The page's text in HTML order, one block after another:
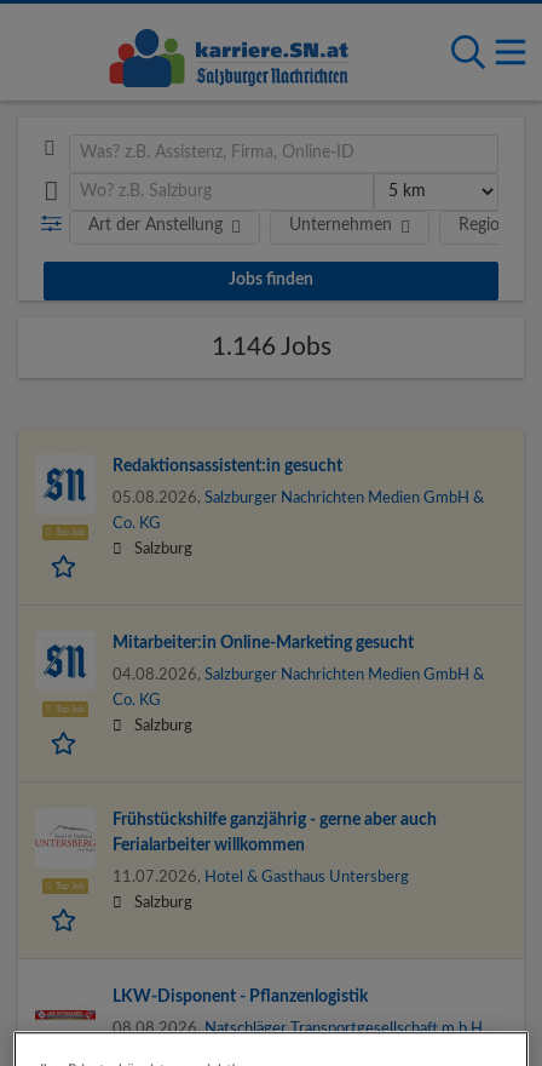
Art der Anstellung Unternehmen Region
1.146 Jobs
Top Job
Redaktions­assistent:in gesucht
05.08.2026, Salzburger Nachrichten Medien GmbH &
Co. KG
Salzburg
Top Job
Mitarbeiter:in Online-Marketing gesucht
04.08.2026, Salzburger Nachrichten Medien GmbH &
Co. KG
Salzburg
Top Job
Frühstückshilfe ganzjährig - gerne aber auch
Ferialarbeiter willkommen
11.07.2026, Hotel & Gasthaus Untersberg
Salzburg
LKW-Disponent - Pflanzenlogistik
08.08.2026,Natschläger Transportgesellschaft m.b.H.